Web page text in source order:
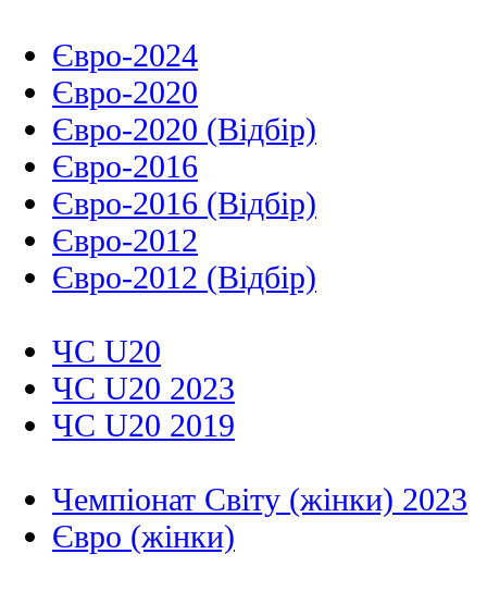
Євро-2024
Євро-2020
Євро-2020 (Відбір)
Євро-2016
Євро-2016 (Відбір)
Євро-2012
Євро-2012 (Відбір)
ЧС U20
ЧС U20 2023
ЧС U20 2019
Чемпіонат Світу (жінки) 2023
Євро (жінки)